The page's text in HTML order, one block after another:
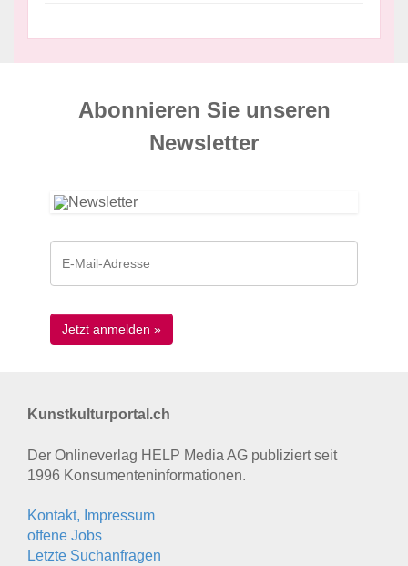
Abonnieren Sie unseren
News­letter
Kunstkulturportal.ch
Der Onlineverlag HELP Media AG publiziert seit
1996 Konsumenten­informationen.
Kontakt, Impressum
offene Jobs
Letzte Suchanfragen